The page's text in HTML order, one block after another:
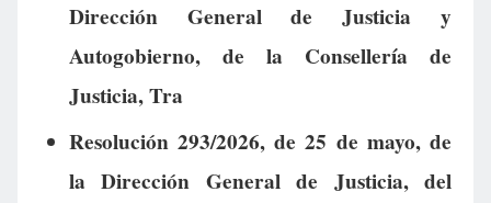
Dirección General de Justicia y
Autogobierno, de la Consellería de
Justicia, Tra
Resolución 293/2026, de 25 de mayo, de
la Dirección General de Justicia, del